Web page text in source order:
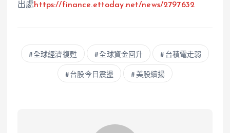
出處https://finance.ettoday.net/news/2797632
全球經濟復甦 全球資金回升 台積電走弱
台股今日震盪 美股續揚